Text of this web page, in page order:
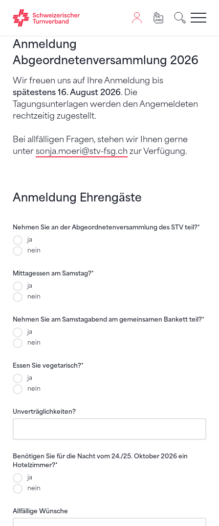
Zum Inhalt springen
Zur Sitemap navigieren
Zum Navigieren dieser Seite wird JavaScript benötigt.
Anmeldung
Abgeordnetenversammlung 2026
Wir freuen uns auf Ihre Anmeldung bis
spätestens 16. August 2026. Die
Tagungsunterlagen werden den Angemeldeten
rechtzeitig zugestellt.
Bei allfälligen Fragen, stehen wir Ihnen gerne
unter sonja.moeri@stv-fsg.ch zur Verfügung.
Anmeldung Ehrengäste
Anmeldung Ehrengäste
Nehmen Sie an der Abgeordnetenversammlung des STV teil?*
ja
nein
Mittagessen am Samstag?*
ja
nein
Nehmen Sie am Samstagabend am gemeinsamen Bankett teil?*
ja
nein
Essen Sie vegetarisch?*
ja
nein
Unverträglichkeiten?
Benötigen Sie für die Nacht vom 24./25. Oktober 2026 ein
Hotelzimmer?*
ja
nein
Allfällige Wünsche